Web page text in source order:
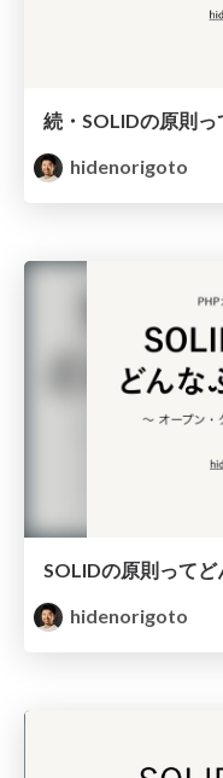
hidenorigoto
hidenorigoto